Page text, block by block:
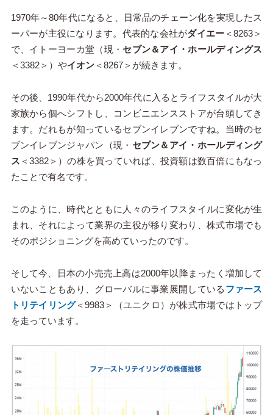
1970年～80年代になると、日常品のチェーン化を実現したス
ーパーが主役になります。代表的な会社がダイエー ＜8263＞
で、イトーヨーカ堂（現・ セブン＆アイ・ホールディングス
＜3382＞）やイオン＜8267＞が続きます。
その後、1990年代から2000年代に入るとライフスタイルが大
家族から個へシフトし、コンビニエンスストアが台頭してき
ます。だれもが知っているセブンイレブンですね。当時のセ
ブンイレブンジャパン（現・ セブン＆アイ・ホールディング
ス ＜3382＞）の株を買っていれば、投資額は数百倍にもなっ
たことで有名です。
このように、時代とともに人々のライフスタイルに変化が生
まれ、それによって業界の主役が移り変わり、株式市場でも
そのポジショニングを高めていったのです。
そして今、日本の小売売上高は2000年以降まったく増加して
いないこともあり、グローバルに事業展開している ファース
トリテイリング＜9983＞（ユニクロ）が株式市場ではトップ
を走っています。